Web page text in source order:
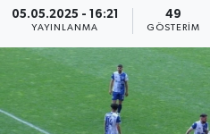
05.05.2025 - 16:21
YAYINLANMA
49
GÖSTERIM
Sağlık